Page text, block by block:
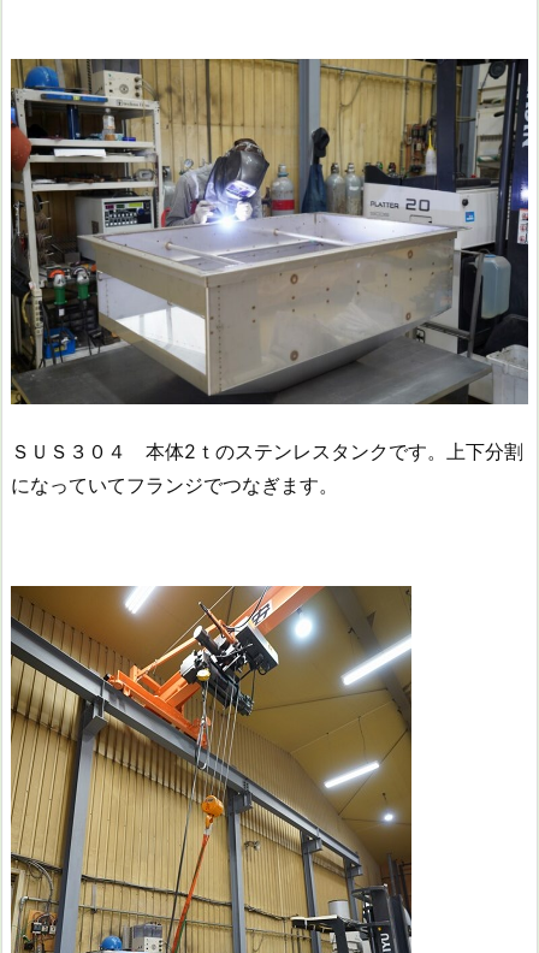
ＳＵＳ３０４ 本体2ｔのステンレスタンクです。上下分割
になっていてフランジでつなぎます。